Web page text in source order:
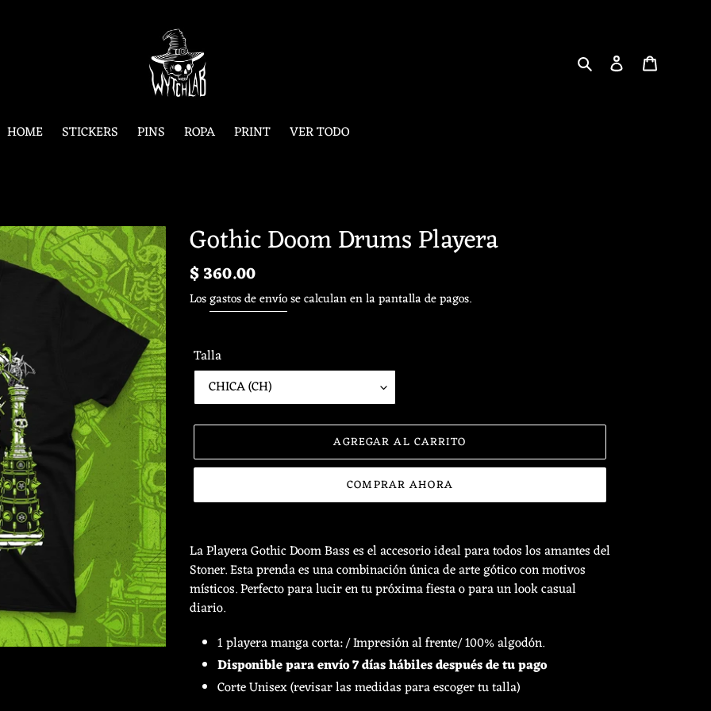
Buscar Ingresar
HOME STICKERS PINS ROPA PRINT VER TODO
Gothic Doom Drums Playera
Precio
habitual
$ 360.00
Losgastos de envíose calculan en la pantalla de pagos.
Talla
AGREGAR AL CARRITO
COMPRAR AHORA
el
producto
a
tu
compra
La Playera Gothic Doom Bass es el accesorio ideal para todos los amantes del
Stoner. Esta prenda es una combinación única de arte gótico con motivos
místicos. Perfecto para lucir en tu próxima fiesta o para un look casual
diario.
1 playera manga corta: / Impresión al frente/ 100% algodón.
Disponible para envío 7 días hábiles después de tu pago
Corte Unisex (revisar las medidas para escoger tu talla)